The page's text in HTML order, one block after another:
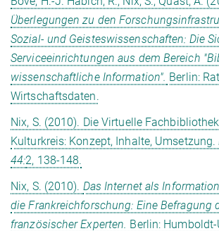
Überlegungen zu den
Sozial- und Geisteswissenschaften: Die
Serviceeinrichtungen aus dem Bereich
wissenschaftliche Information". Berlin:
Wirtschaftsdaten.
Nix, S. (2010). Die Virtuelle
Kulturkreis: Konzept, Inhalte, Umsetzung.
44:2, 138-148.
Nix, S. (2010). Das Internet als
die Frankreichforschung: Eine Befragung
französischer Experten. Berlin: